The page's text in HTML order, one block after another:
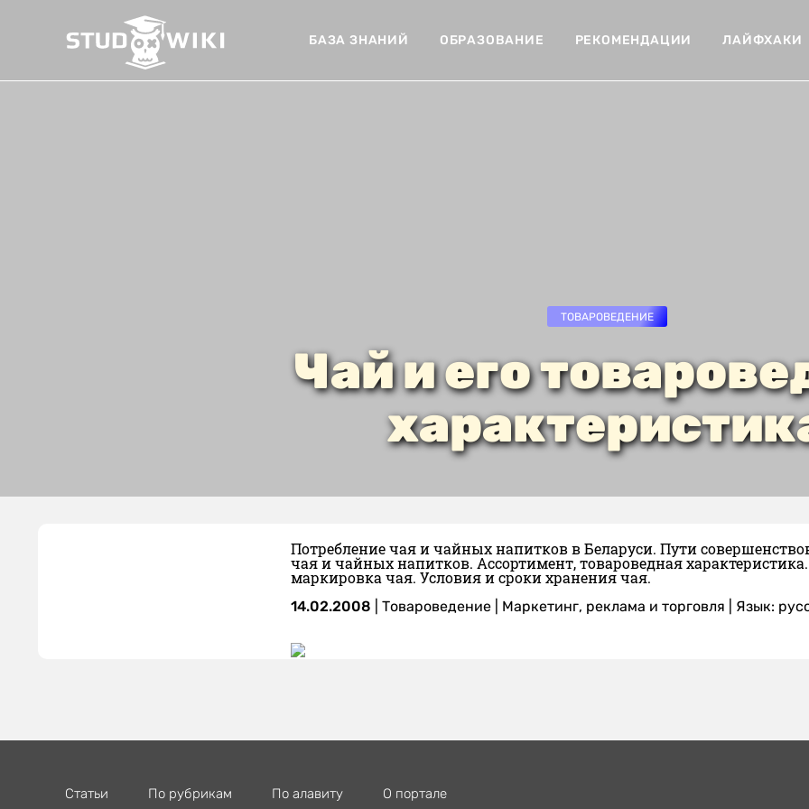
БАЗА ЗНАНИЙ ОБРАЗОВАНИЕ РЕКОМЕНДАЦИИ ЛАЙФХАКИ
ТОВАРОВЕДЕНИЕ
Чай и его
Потребление чая и чайных напитков в Беларуси. Пути
чая и чайных напитков. Ассортимент, товароведная
маркировка чая. Условия и сроки хранения чая.
14.02.2008 Товароведение Маркетинг, реклама и торговля Язык:
Статьи По рубрикам По алавиту О портале